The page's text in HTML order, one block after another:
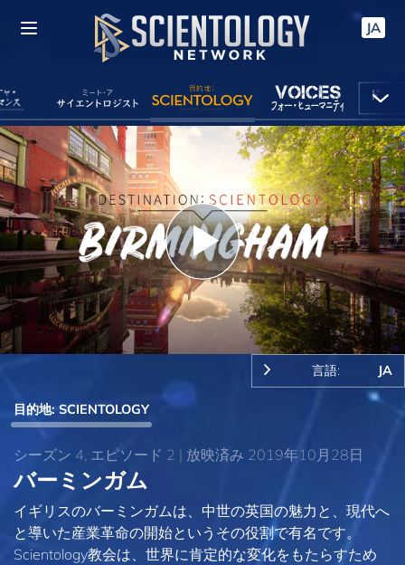
JA
Play
Video
言語: JA
目的地: SCIENTOLOGY
シーズン 4, エピソード 2 | 放映済み 2019年10月28日
バーミンガム
イギリスのバーミンガムは、中世の英国の魅力と、現代へ
と導いた産業革命の開始というその役割で有名です。
Scientology教会は、世界に肯定的な変化をもたらすため